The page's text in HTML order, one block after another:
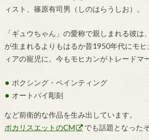
ィスト、篠原有司男（しのはらうしお）。
「ギュウちゃん」の愛称で親しまれる彼は
が生まれるよりもはるか昔1950年代にモ
ィアの寵児に。今もモヒカンがトレードマ
ボクシング・ペインティング
オートバイ彫刻
など前衛的な作品を生み出しています。
ポカリスエットのCM
でも話題となったそ